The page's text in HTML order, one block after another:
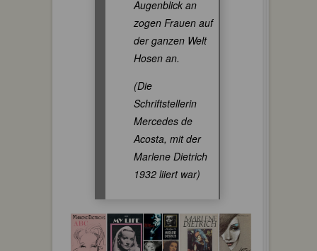
Augenblick an
zogen Frauen auf
der ganzen Welt
Hosen an.
(Die
Schriftstellerin
Mercedes de
Acosta, mit der
Marlene Dietrich
1932 liiert war)